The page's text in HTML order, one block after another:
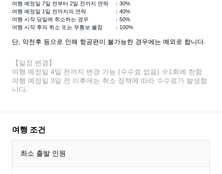
여행 예정일 7일 전부터 2일 전까지 연락
：30%
여행 예정일 1일 전까지의 연락
：40%
여행 시작 당일에 취소하는 경우
：50%
여행 시작 후의 취소 또는 무통보 불참
：100%
단, 악천후 등으로 인해 항공편이 불가능한 경우에는 예외로 합니다.
【일정 변경】
여행 예정일 4일 전까지 변경 가능 (수수료 없음) ※1회에 한함
여행 예정일 3일 전 이후에는 취소 정책에 따라 수수료가 발생합
니다.
여행 조건
최소 출발 인원